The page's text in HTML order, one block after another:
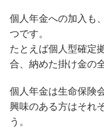
個人年金への加入も
つです。
たとえば個人型確定
合、納めた掛け金の
個人年金は生命保険
興味のある方はそれ
う。